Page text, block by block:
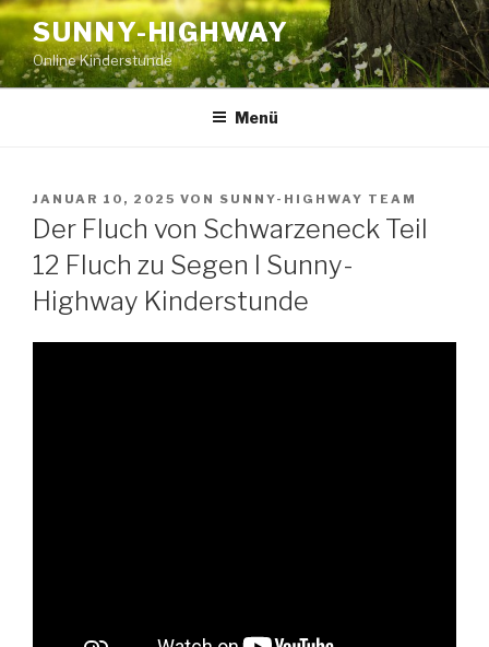
Zum
Inhalt
springen
SUNNY-HIGHWAY
Online Kinderstunde
Menü
VERÖFFENTLICHT
AM
JANUAR 10, 2025 VON SUNNY-HIGHWAY TEAM
Der Fluch von Schwarzeneck Teil
12 Fluch zu Segen I Sunny-
Highway Kinderstunde